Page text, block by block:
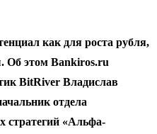
как для роста рубля,
Об этом Bankiros.ru
BitRiver Владислав
отдела
стратегий «Альфа-